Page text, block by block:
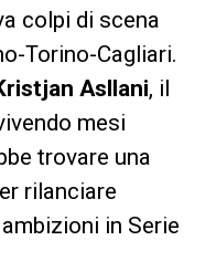
colpi di scena
Torino-Cagliari.
Asllani, il
mesi
trovare una
rilanciare
in Serie